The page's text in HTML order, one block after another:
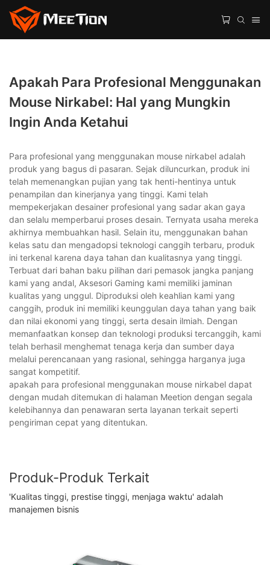
Apakah Para Profesional Menggunakan
Mouse Nirkabel: Hal yang Mungkin
Ingin Anda Ketahui
Para profesional yang menggunakan mouse nirkabel adalah
produk yang bagus di pasaran. Sejak diluncurkan, produk ini
telah memenangkan pujian yang tak henti-hentinya untuk
penampilan dan kinerjanya yang tinggi. Kami telah
mempekerjakan desainer profesional yang sadar akan gaya
dan selalu memperbarui proses desain. Ternyata usaha mereka
akhirnya membuahkan hasil. Selain itu, menggunakan bahan
kelas satu dan mengadopsi teknologi canggih terbaru, produk
ini terkenal karena daya tahan dan kualitasnya yang tinggi.
Terbuat dari bahan baku pilihan dari pemasok jangka panjang
kami yang andal, Aksesori Gaming kami memiliki jaminan
kualitas yang unggul. Diproduksi oleh keahlian kami yang
canggih, produk ini memiliki keunggulan daya tahan yang baik
dan nilai ekonomi yang tinggi, serta desain ilmiah. Dengan
memanfaatkan konsep dan teknologi produksi tercanggih, kami
telah berhasil menghemat tenaga kerja dan sumber daya
melalui perencanaan yang rasional, sehingga harganya juga
sangat kompetitif.
apakah para profesional menggunakan mouse nirkabel dapat
dengan mudah ditemukan di halaman Meetion dengan segala
kelebihannya dan penawaran serta layanan terkait seperti
pengiriman cepat yang ditentukan.
Produk-Produk Terkait
'Kualitas tinggi, prestise tinggi, menjaga waktu' adalah
manajemen bisnis